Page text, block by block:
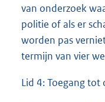
van onderzoek
politie of als er
worden pas
termijn van vier
Lid 4: Toegang tot